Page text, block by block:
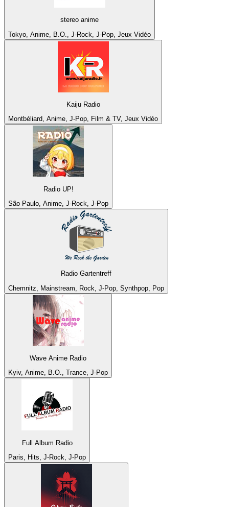
stereo anime
Tokyo, Anime, B.O., J-Rock, J-Pop, Jeux Vidéo
Kaiju Radio
Montbéliard, Anime, J-Pop, Film & TV, Jeux Vidéo
Radio UP!
São Paulo, Anime, J-Rock, J-Pop
Radio Gartentreff
Chemnitz, Mainstream, Rock, J-Pop, Synthpop, Pop
Wave Anime Radio
Kyiv, Anime, B.O., Trance, J-Pop
Full Album Radio
Paris, Hits, J-Rock, J-Pop